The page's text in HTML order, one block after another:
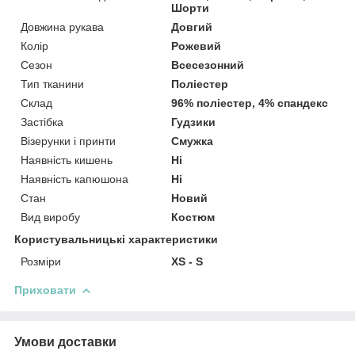
Шорти
Довжина рукава
Довгий
Колір
Рожевий
Сезон
Всесезонний
Тип тканини
Поліестер
Склад
96% поліестер, 4% спандекс
Застібка
Гудзики
Візерунки і принти
Смужка
Наявність кишень
Ні
Наявність капюшона
Ні
Стан
Новий
Вид виробу
Костюм
Користувальницькі характеристики
Розміри
XS - S
Приховати
Умови доставки